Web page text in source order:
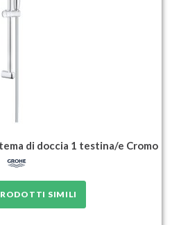
di doccia 1 testina/e Cromo
SIMILI